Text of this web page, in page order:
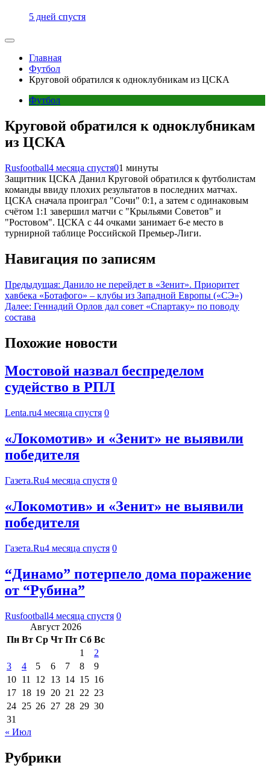
5 дней спустя
Главная
Футбол
Круговой обратился к одноклубникам из ЦСКА
Футбол
Круговой обратился к одноклубникам
из ЦСКА
Rusfootball4 месяца спустя01 минуты
Защитник ЦСКА Данил Круговой обратился к футболистам
команды ввиду плохих результатов в последних матчах.
ЦСКА сначала проиграл "Сочи" 0:1, а затем с одинаковым
счётом 1:1 завершил матчи с "Крыльями Советов" и
"Ростовом". ЦСКА с 44 очками занимает 6-е место в
турнирной таблице Российской Премьер-Лиги.
Навигация по записям
Предыдущая: Данило не перейдет в «Зенит». Приоритет
хавбека «Ботафого» – клубы из Западной Европы («СЭ»)
Далее: Геннадий Орлов дал совет «Спартаку» по поводу
состава
Похожие новости
Мостовой назвал беспределом
судейство в РПЛ
Lenta.ru4 месяца спустя 0
«Локомотив» и «Зенит» не выявили
победителя
Газета.Ru4 месяца спустя 0
«Локомотив» и «Зенит» не выявили
победителя
Газета.Ru4 месяца спустя 0
“Динамо” потерпело дома поражение
от “Рубина”
Rusfootball4 месяца спустя 0
Август 2026
Пн Вт Ср Чт Пт Сб Вс
1
2
3
4 5 6 7 8
9
10 11 12 13 14 15 16
17 18 19 20 21 22 23
24 25 26 27 28 29 30
31
« Июл
Рубрики